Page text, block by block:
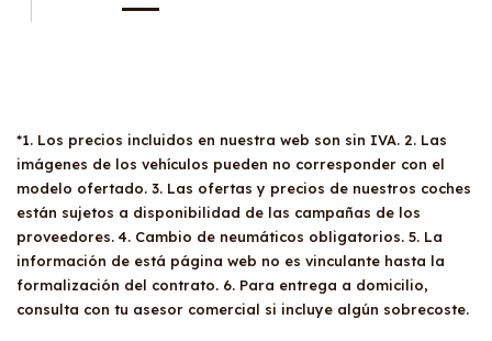
*1. Los precios incluidos en nuestra web son sin IVA. 2. Las
imágenes de los vehículos pueden no corresponder con el
modelo ofertado. 3. Las ofertas y precios de nuestros coches
están sujetos a disponibilidad de las campañas de los
proveedores. 4. Cambio de neumáticos obligatorios. 5. La
información de está página web no es vinculante hasta la
formalización del contrato. 6. Para entrega a domicilio,
consulta con tu asesor comercial si incluye algún sobrecoste.